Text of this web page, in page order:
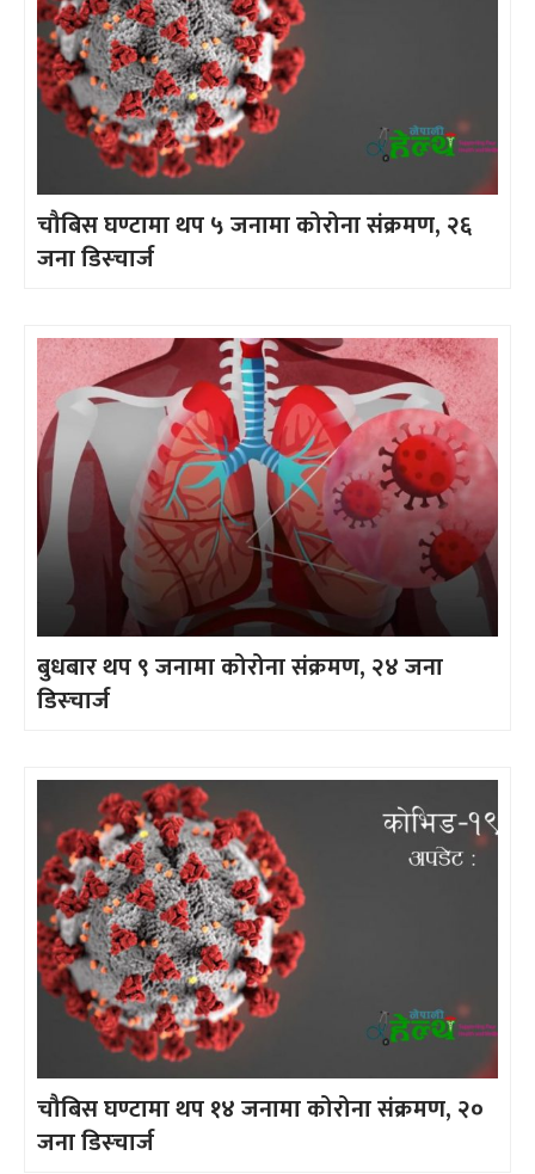
चौबिस घण्टामा थप ५ जनामा कोरोना संक्रमण, २६
जना डिस्चार्ज
बुधबार थप ९ जनामा कोरोना संक्रमण, २४ जना
डिस्चार्ज
चौबिस घण्टामा थप १४ जनामा कोरोना संक्रमण, २०
जना डिस्चार्ज